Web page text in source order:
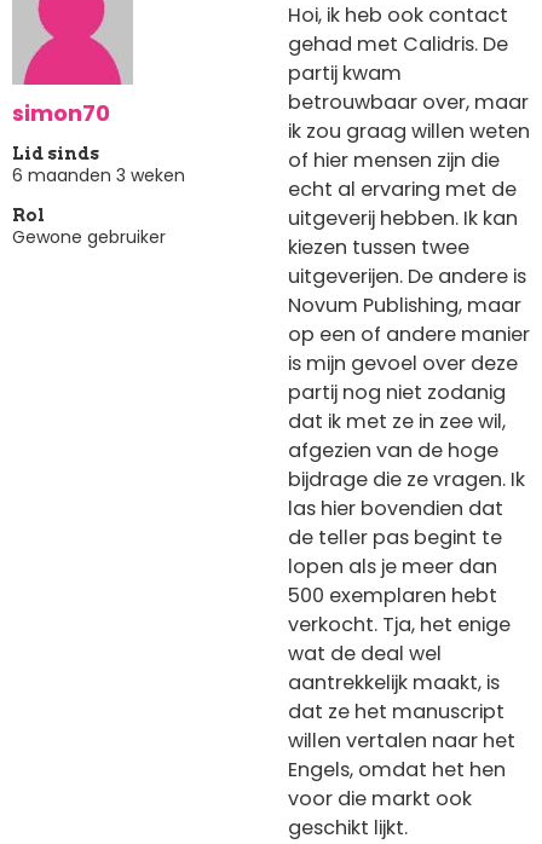
simon70
Lid sinds
6 maanden 3 weken
Rol
Gewone gebruiker
Hoi, ik heb ook contact
gehad met Calidris. De
partij kwam
betrouwbaar over, maar
ik zou graag willen weten
of hier mensen zijn die
echt al ervaring met de
uitgeverij hebben. Ik kan
kiezen tussen twee
uitgeverijen. De andere is
Novum Publishing, maar
op een of andere manier
is mijn gevoel over deze
partij nog niet zodanig
dat ik met ze in zee wil,
afgezien van de hoge
bijdrage die ze vragen. Ik
las hier bovendien dat
de teller pas begint te
lopen als je meer dan
500 exemplaren hebt
verkocht. Tja, het enige
wat de deal wel
aantrekkelijk maakt, is
dat ze het manuscript
willen vertalen naar het
Engels, omdat het hen
voor die markt ook
geschikt lijkt.